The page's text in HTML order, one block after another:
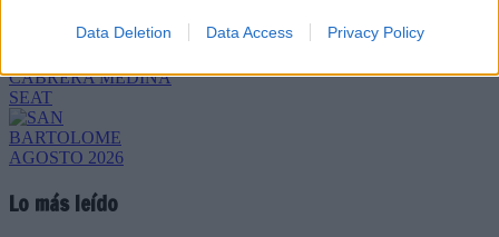
Data Deletion Data Access Privacy Policy
Lo más leído